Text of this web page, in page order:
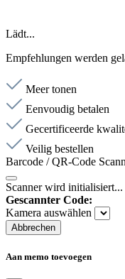
Lädt...
Empfehlungen werden
Meer tonen
Eenvoudig betalen
Gecertificeerde
Veilig bestellen
Barcode / QR-Code
Scanner wird initialisiert...
Gescannter Code:
Kamera auswählen
Abbrechen
Aan memo toevoegen